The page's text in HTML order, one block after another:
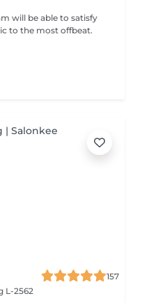
will be able to satisfy
to the most offbeat.
157
L-2562